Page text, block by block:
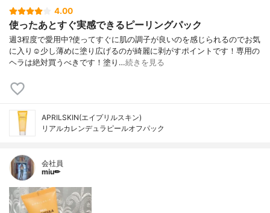
4.00
使ったあとすぐ実感できるピーリングパック
週3程度で愛用中?使ってすぐに肌の調子が良いのを感じられるのでお気
に入り☺️少し薄めに塗り広げるのが綺麗に剥がすポイントです！専用の
ヘラは絶対買うべきです！塗り…続きを見る
APRILSKIN(エイプリルスキン)
リアルカレンデュラピールオフパック
会社員
miu✏︎